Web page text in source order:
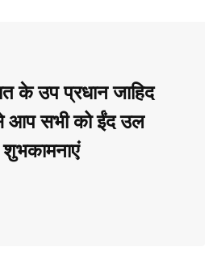
के उप प्रधान जाहिद
आप सभी को ईंद उल
शुभकामनाएं